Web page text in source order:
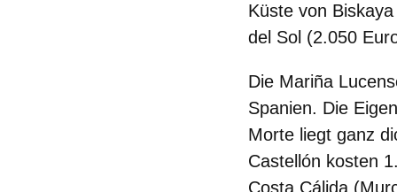
Küste von
del Sol (2.050
Die Mariña
Spanien. Die
Morte liegt ganz
Castellón kosten
Costa Cálida